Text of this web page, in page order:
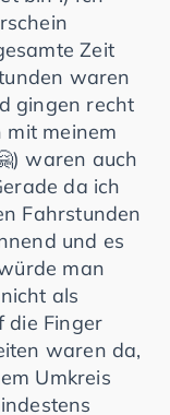
Zeit
waren
gingen recht
mit meinem
waren auch
da ich
Fahrstunden
und es
man
als
die Finger
waren da,
Umkreis